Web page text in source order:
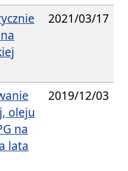
2021/03/17
oleju
na
lata
2019/12/03